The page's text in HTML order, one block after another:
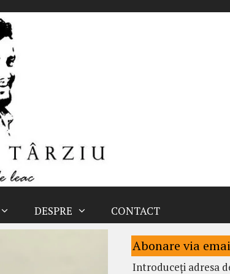
DESPRE CONTACT
Abonare via
Introduceți adresa